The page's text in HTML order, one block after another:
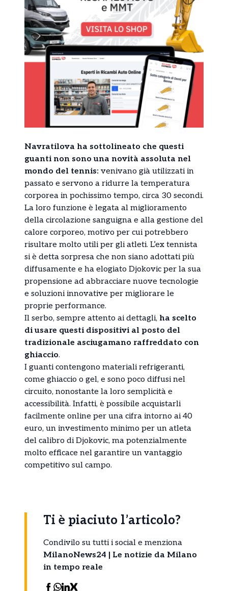
Navratilova ha sottolineato che questi
guanti non sono una novità assoluta nel
mondo del tennis: venivano già utilizzati in
passato e servono a ridurre la temperatura
corporea in pochissimo tempo, circa 30 secondi.
La loro funzione è legata al miglioramento
della circolazione sanguigna e alla gestione del
calore corporeo, motivo per cui potrebbero
risultare molto utili per gli atleti. L’ex tennista
si è detta sorpresa che non siano adottati più
diffusamente e ha elogiato Djokovic per la sua
propensione ad abbracciare nuove tecnologie
e soluzioni innovative per migliorare le
proprie performance.
Il serbo, sempre attento ai dettagli, ha scelto
di usare questi dispositivi al posto del
tradizionale asciugamano raffreddato con
ghiaccio.
I guanti contengono materiali refrigeranti,
come ghiaccio o gel, e sono poco diffusi nel
circuito, nonostante la loro semplicità e
accessibilità. Infatti, è possibile acquistarli
facilmente online per una cifra intorno ai 40
euro, un investimento minimo per un atleta
del calibro di Djokovic, ma potenzialmente
molto efficace nel garantire un vantaggio
competitivo sul campo.
Ti è piaciuto l’articolo?
Condivilo su tutti i social e menziona
MilanoNews24 | Le notizie da Milano
in tempo reale